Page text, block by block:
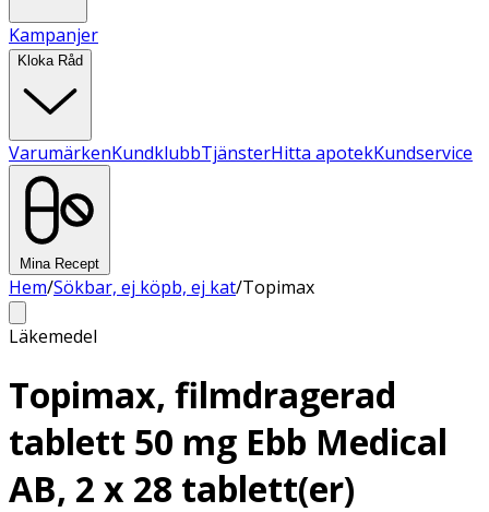
Kampanjer
Kloka Råd
VarumärkenKundklubbTjänsterHitta apotekKundservice
Mina Recept
Hem/Sökbar, ej köpb, ej kat/Topimax
Läkemedel
Topimax, filmdragerad
tablett 50 mg Ebb Medical
AB, 2 x 28 tablett(er)